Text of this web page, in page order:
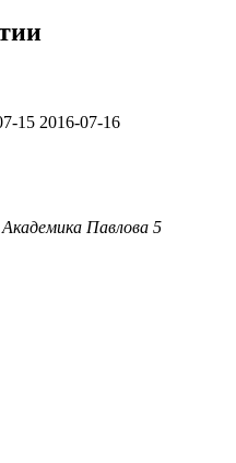
15 2016-07-16
Павлова 5